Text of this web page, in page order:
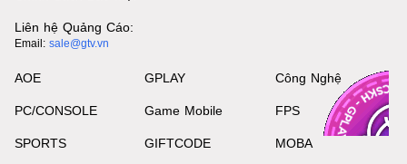
Liên hệ Quảng Cáo:
Email: sale@gtv.vn
AOE
PC/CONSOLE
SPORTS
GPLAY
Game Mobile
GIFTCODE
Công Nghệ
FPS
MOBA